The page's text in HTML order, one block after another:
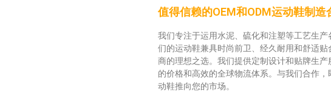
值得信赖的OEM和ODM运动鞋制造
我们专注于运用水泥、硫化和注塑等工艺生
们的运动鞋兼具时尚前卫、经久耐用和舒适
商的理想之选。我们提供定制设计和贴牌生
的价格和高效的全球物流体系。与我们合作
动鞋推向您的市场。
我们擅长打造一系列精美时尚鞋履，完美融
多样的产品系列包括：
浅口鞋、系带凉鞋、乐福鞋、平底鞋、高跟
于全球眼光独到的零售商、精品店和引领潮
打造定制设计和独家系列，并根据最新的T台
对品质的执着追求，确保我们生产的每一双
我们工厂专业生产功能性鞋履，旨在满足各
全靴，我们提供的鞋履解决方案兼顾性能、耐
优质材料和先进技术
我们采用优质材料，例如强化橡胶和高强度
能可靠运行。先进的生产工艺，包括注塑成
用。